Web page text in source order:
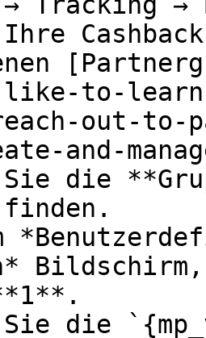
like-to-
out-to-
and-
Sie die